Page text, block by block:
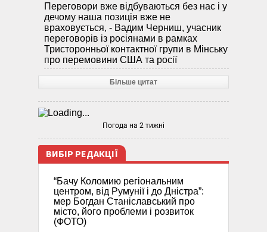
Переговори вже відбуваються без нас і у
дечому наша позиція вже не
враховується, - Вадим Черниш, учасник
переговорів із росіянами в рамках
Тристоронньої контактної групи в Мінську
про перемовини США та росії
Більше цитат
Погода на 2 тижні
ВИБІР РЕДАКЦІЇ
“Бачу Коломию регіональним
центром, від Румунії і до Дністра”:
мер Богдан Станіславський про
місто, його проблеми і розвиток
(ФОТО)